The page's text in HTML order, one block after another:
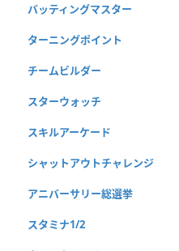
バッティングマスター
ターニングポイント
チームビルダー
スターウォッチ
スキルアーケード
シャットアウトチャレンジ
アニバーサリー総選挙
スタミナ1/2